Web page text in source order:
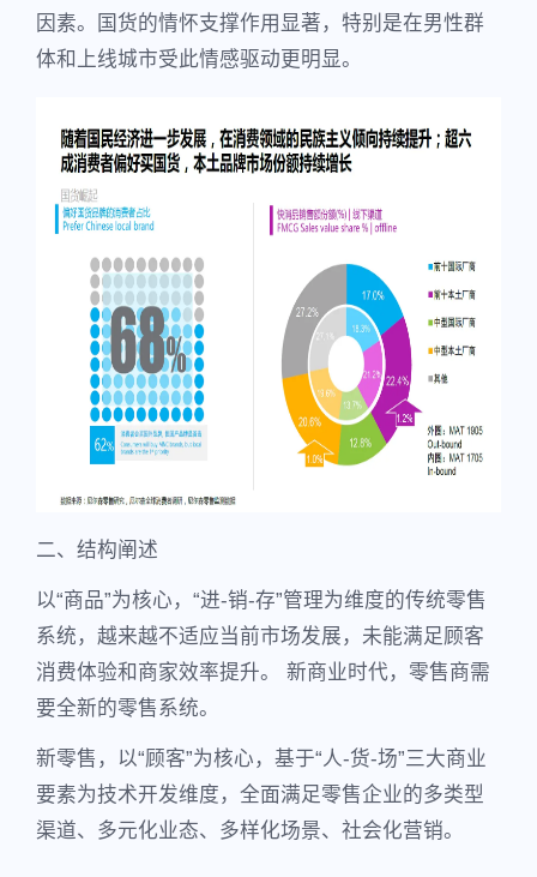
因素。国货的情怀支撑作用显著，特别是在男性群
体和上线城市受此情感驱动更明显。
二、结构阐述
以“商品”为核心，“进-销-存”管理为维度的传统零售
系统，越来越不适应当前市场发展，未能满足顾客
消费体验和商家效率提升。 新商业时代，零售商需
要全新的零售系统。
新零售，以“顾客”为核心，基于“人-货-场”三大商业
要素为技术开发维度，全面满足零售企业的多类型
渠道、多元化业态、多样化场景、社会化营销。